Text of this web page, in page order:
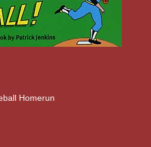
Homerun